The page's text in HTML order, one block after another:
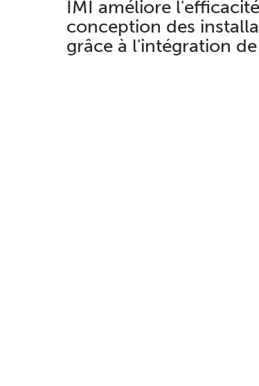
IMI améliore
conception des
grâce à l'intégration